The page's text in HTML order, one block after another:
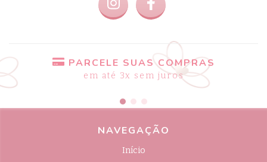
PARCELE SUAS COMPRAS
em até 3x sem juros
NAVEGAÇÃO
Início